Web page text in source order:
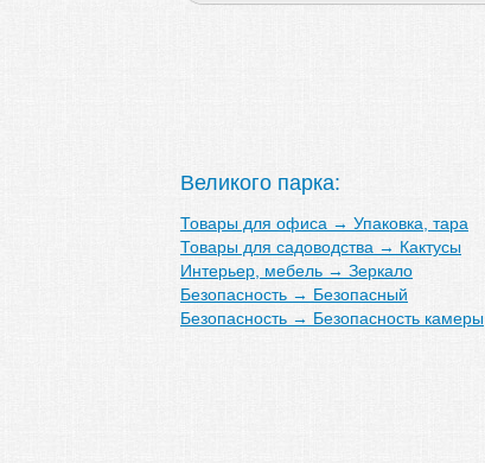
Великого парка:
Товары для офиса → Упаковка, тара
Товары для садоводства → Кактусы
Интерьер, мебель → Зеркало
Безопасность → Безопасный
Безопасность → Безопасность камеры